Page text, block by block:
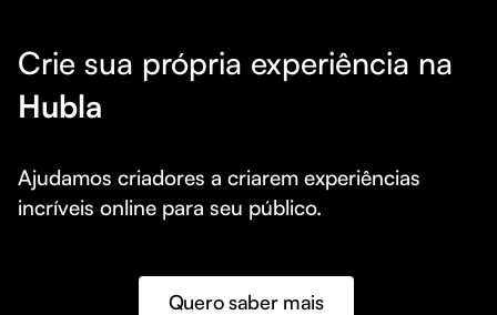
Crie sua própria experiência na
Hubla
Ajudamos criadores a criarem experiências
incríveis online para seu público.
Quero saber mais